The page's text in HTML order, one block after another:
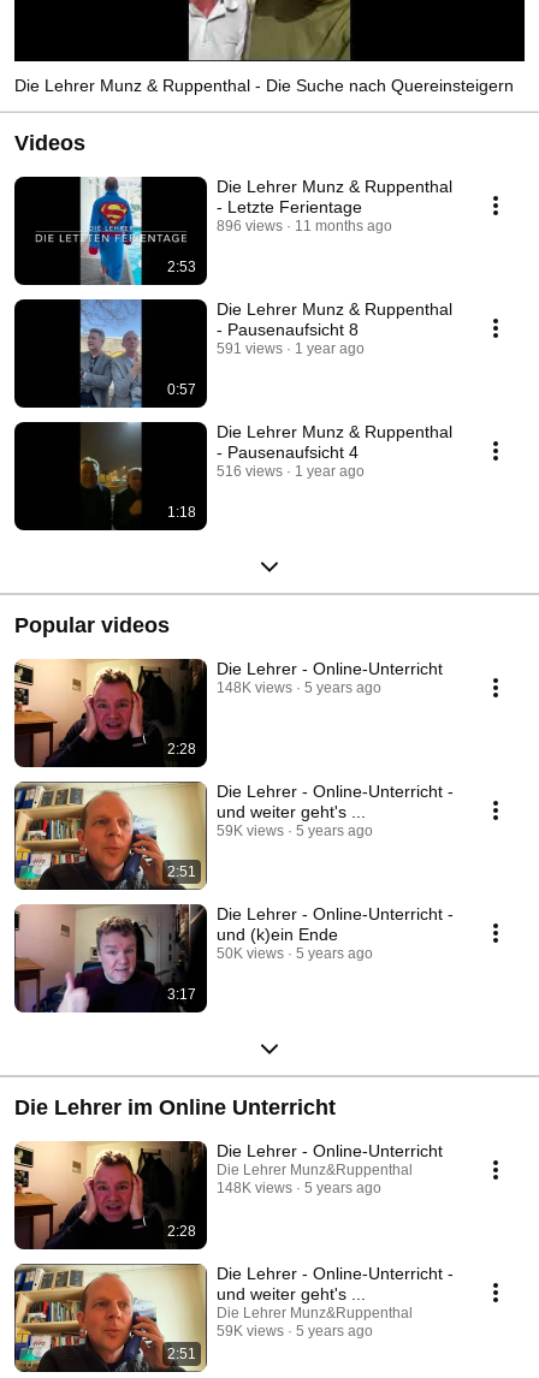
Die Lehrer Munz & Ruppenthal - Die Suche nach Quereinsteigern
Videos
2:53
Die Lehrer Munz & Ruppenthal
- Letzte Ferientage
896 views 11 months ago
0:57
Die Lehrer Munz & Ruppenthal
- Pausenaufsicht 8
591 views 1 year ago
1:18
Die Lehrer Munz & Ruppenthal
- Pausenaufsicht 4
516 views 1 year ago
Popular videos
2:28
Die Lehrer - Online-Unterricht
148K views 5 years ago
2:51
Die Lehrer - Online-Unterricht -
und weiter geht's ...
59K views 5 years ago
3:17
Die Lehrer - Online-Unterricht -
und (k)ein Ende
50K views 5 years ago
Die Lehrer im Online Unterricht
2:28
Die Lehrer - Online-Unterricht
Die Lehrer Munz&Ruppenthal
148K views
5 years ago
2:51
Die Lehrer - Online-Unterricht -
und weiter geht's ...
Die Lehrer Munz&Ruppenthal
59K views
5 years ago